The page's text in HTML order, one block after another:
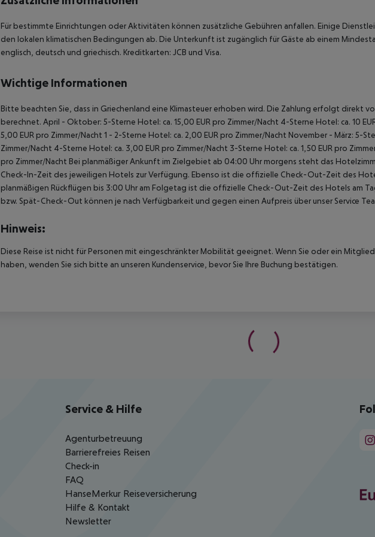
Für bestimmte Einrichtungen oder Aktivitäten können zusätzliche Gebühren anfallen. Einige
den lokalen klimatischen Bedingungen ab. Die Unterkunft ist zugänglich für Gäste ab einem
englisch, deutsch und griechisch. Kreditkarten: JCB und Visa.
Wichtige Informationen
Bitte beachten Sie, dass in Griechenland eine Klimasteuer erhoben wird. Die Zahlung erfolgt direkt
berechnet. April - Oktober: 5-Sterne Hotel: ca. 15,00 EUR pro Zimmer/Nacht 4-Sterne Hotel: ca. 10
5,00 EUR pro Zimmer/Nacht 1 - 2-Sterne Hotel: ca. 2,00 EUR pro Zimmer/Nacht November - März: 5-
Zimmer/Nacht 4-Sterne Hotel: ca. 3,00 EUR pro Zimmer/Nacht 3-Sterne Hotel: ca. 1,50 EUR pro
pro Zimmer/Nacht Bei planmäßiger Ankunft im Zielgebiet ab 04:00 Uhr morgens steht das
Check-In-Zeit des jeweiligen Hotels zur Verfügung. Ebenso ist die offizielle Check-Out-Zeit des
planmäßigen Rückflügen bis 3:00 Uhr am Folgetag ist die offizielle Check-Out-Zeit des Hotels am
bzw. Spät-Check-Out können je nach Verfügbarkeit und gegen einen Aufpreis über unser Service
Hinweis:
Diese Reise ist nicht für Personen mit eingeschränkter Mobilität geeignet. Wenn Sie oder ein
haben, wenden Sie sich bitte an unseren Kundenservice, bevor Sie Ihre Buchung bestätigen.
Service & Hilfe
Agenturbetreuung
Barrierefreies Reisen
Check-in
FAQ
HanseMerkur Reiseversicherung
Hilfe & Kontakt
Newsletter